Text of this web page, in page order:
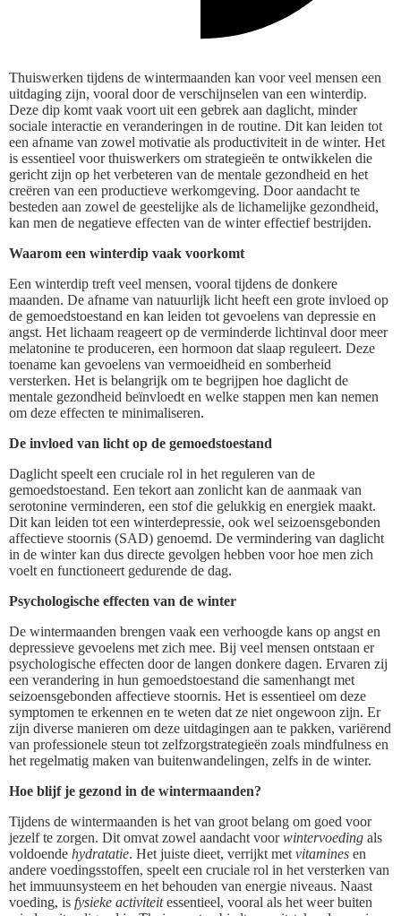
Thuiswerken tijdens de wintermaanden kan voor veel mensen een
uitdaging zijn, vooral door de verschijnselen van een winterdip.
Deze dip komt vaak voort uit een gebrek aan daglicht, minder
sociale interactie en veranderingen in de routine. Dit kan leiden tot
een afname van zowel motivatie als productiviteit in de winter. Het
is essentieel voor thuiswerkers om strategieën te ontwikkelen die
gericht zijn op het verbeteren van de mentale gezondheid en het
creëren van een productieve werkomgeving. Door aandacht te
besteden aan zowel de geestelijke als de lichamelijke gezondheid,
kan men de negatieve effecten van de winter effectief bestrijden.
Waarom een winterdip vaak voorkomt
Een winterdip treft veel mensen, vooral tijdens de donkere
maanden. De afname van natuurlijk licht heeft een grote invloed op
de gemoedstoestand en kan leiden tot gevoelens van depressie en
angst. Het lichaam reageert op de verminderde lichtinval door meer
melatonine te produceren, een hormoon dat slaap reguleert. Deze
toename kan gevoelens van vermoeidheid en somberheid
versterken. Het is belangrijk om te begrijpen hoe daglicht de
mentale gezondheid beïnvloedt en welke stappen men kan nemen
om deze effecten te minimaliseren.
De invloed van licht op de gemoedstoestand
Daglicht speelt een cruciale rol in het reguleren van de
gemoedstoestand. Een tekort aan zonlicht kan de aanmaak van
serotonine verminderen, een stof die gelukkig en energiek maakt.
Dit kan leiden tot een winterdepressie, ook wel seizoensgebonden
affectieve stoornis (SAD) genoemd. De vermindering van daglicht
in de winter kan dus directe gevolgen hebben voor hoe men zich
voelt en functioneert gedurende de dag.
Psychologische effecten van de winter
De wintermaanden brengen vaak een verhoogde kans op angst en
depressieve gevoelens met zich mee. Bij veel mensen ontstaan er
psychologische effecten door de langen donkere dagen. Ervaren zij
een verandering in hun gemoedstoestand die samenhangt met
seizoensgebonden affectieve stoornis. Het is essentieel om deze
symptomen te erkennen en te weten dat ze niet ongewoon zijn. Er
zijn diverse manieren om deze uitdagingen aan te pakken, variërend
van professionele steun tot zelfzorgstrategieën zoals mindfulness en
het regelmatig maken van buitenwandelingen, zelfs in de winter.
Hoe blijf je gezond in de wintermaanden?
Tijdens de wintermaanden is het van groot belang om goed voor
jezelf te zorgen. Dit omvat zowel aandacht voorwintervoeding als
voldoende hydratatie. Het juiste dieet, verrijkt met vitamines en
andere voedingsstoffen, speelt een cruciale rol in het versterken van
het immuunsysteem en het behouden van energie niveaus. Naast
voeding, is fysieke activiteitessentieel, vooral als het weer buiten